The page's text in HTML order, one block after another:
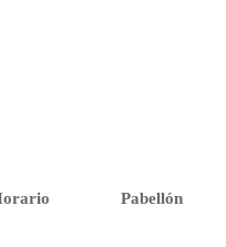
Pabellón